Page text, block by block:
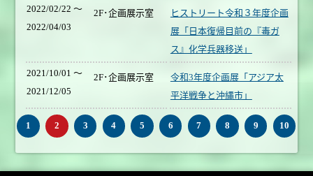
2022/02/22 ～
2022/04/03
2F･企画展示室
ヒストリート令和３年度企画
展「日本復帰目前の『毒ガ
ス』化学兵器移送」
2021/10/01 ～
2021/12/05
2F･企画展示室
令和3年度企画展「アジア太
平洋戦争と沖縄市」
1 2 3 4 5 6 7 8 9 10